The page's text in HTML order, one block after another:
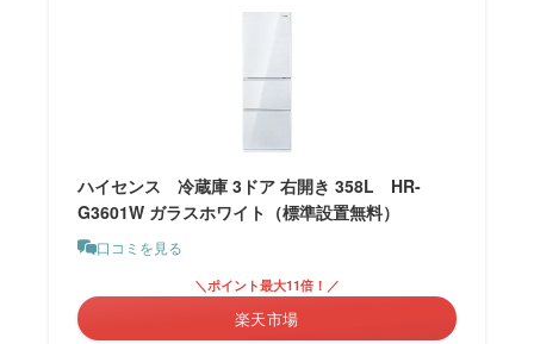
ハイセンス 冷蔵庫 3ドア 右開き 358L HR-
G3601W ガラスホワイト（標準設置無料）
口コミを見る
＼ポイント最大11倍！／
楽天市場